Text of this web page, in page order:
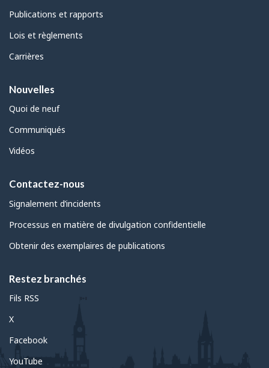
Publications et rapports
Lois et règlements
Carrières
Nouvelles
Quoi de neuf
Communiqués
Vidéos
Contactez-nous
Signalement d’incidents
Processus en matière de divulgation confidentielle
Obtenir des exemplaires de publications
Restez branchés
Fils RSS
X
Facebook
YouTube